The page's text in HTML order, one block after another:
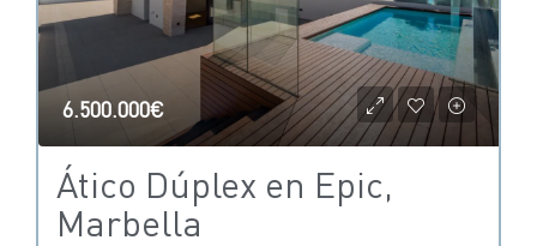
6.500.000€
Ático Dúplex en Epic,
Marbella